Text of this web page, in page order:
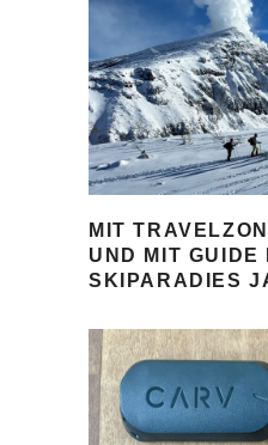
MIT
UND MIT GUIDE
SKIPARADIES